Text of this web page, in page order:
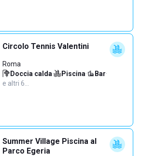
Circolo Tennis Valentini
Roma
Doccia calda· Piscina· Bar·
e altri 6…
Summer Village Piscina al
Parco Egeria